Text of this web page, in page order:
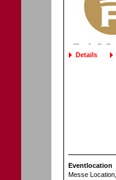
Details
Eventlocation
Messe Location